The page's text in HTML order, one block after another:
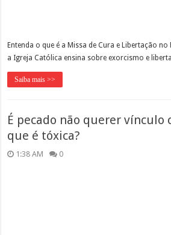
Entenda o que é a Missa de Cura e Libertação
a Igreja Católica ensina sobre exorcismo e
Saiba mais >>
É pecado não querer vínculo
que é tóxica?
1:38 AM 0